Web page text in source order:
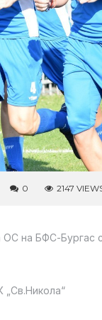
0 2147
ОС на БФС-Бургас
„Св.Никола“